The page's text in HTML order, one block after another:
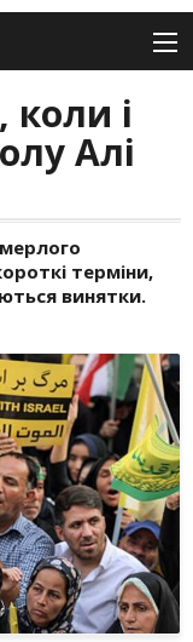
коли і
Алі
терміни,
винятки.